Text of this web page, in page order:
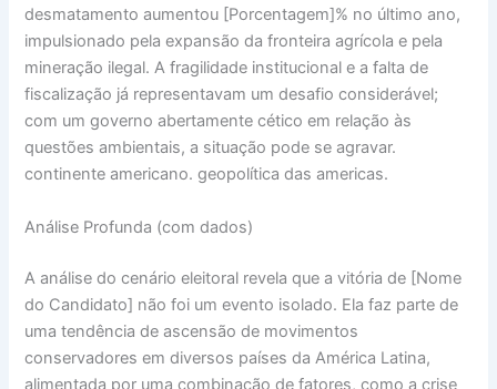
desmatamento aumentou [Porcentagem]% no último ano,
impulsionado pela expansão da fronteira agrícola e pela
mineração ilegal. A fragilidade institucional e a falta de
fiscalização já representavam um desafio considerável;
com um governo abertamente cético em relação às
questões ambientais, a situação pode se agravar.
continente americano. geopolítica das americas.
Análise Profunda (com dados)
A análise do cenário eleitoral revela que a vitória de [Nome
do Candidato] não foi um evento isolado. Ela faz parte de
uma tendência de ascensão de movimentos
conservadores em diversos países da América Latina,
alimentada por uma combinação de fatores, como a crise